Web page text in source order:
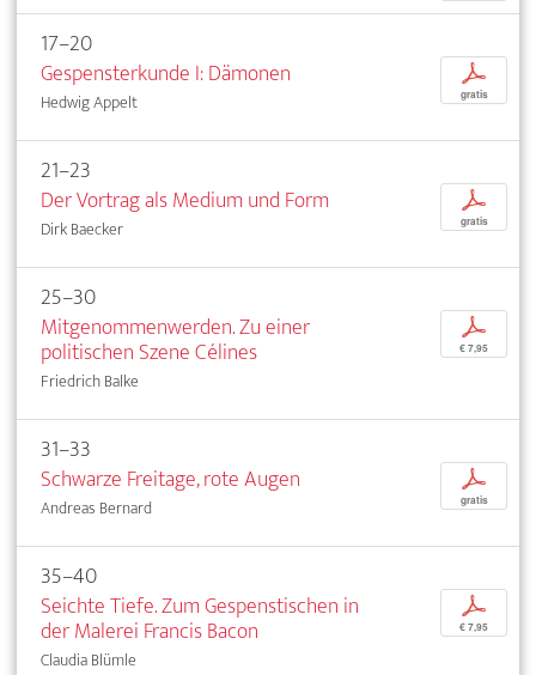
17–20
Gespensterkunde I: Dämonen
Hedwig Appelt
p
gratis
21–23
Der Vortrag als Medium und Form
Dirk Baecker
p
gratis
25–30
Mitgenommenwerden. Zu einer
politischen Szene Célines
Friedrich Balke
p
€ 7,95
31–33
Schwarze Freitage, rote Augen
Andreas Bernard
p
gratis
35–40
Seichte Tiefe. Zum Gespenstischen in
der Malerei Francis Bacon
Claudia Blümle
p
€ 7,95